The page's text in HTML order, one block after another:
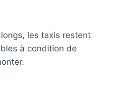
les taxis restent
à condition de